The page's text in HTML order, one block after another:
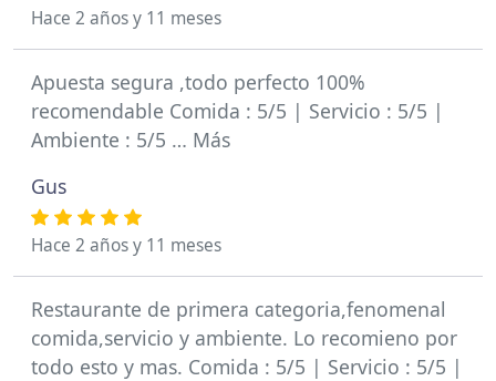
Hace 2 años y 11 meses
Apuesta segura ,todo perfecto 100%
recomendable Comida : 5/5 | Servicio : 5/5 |
Ambiente : 5/5 … Más
Gus
Hace 2 años y 11 meses
Restaurante de primera categoria,fenomenal
comida,servicio y ambiente. Lo recomieno por
todo esto y mas. Comida : 5/5 | Servicio : 5/5 |